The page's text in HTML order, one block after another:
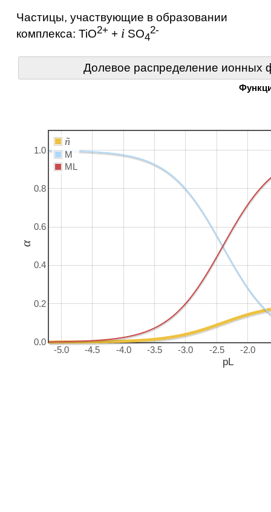
Частицы, участвующие в образовании
комплекса: TiO2++ iSO4
2-
Долевое распределение ионных
-5.0 -4.5 -4.0 -3.5 -3.0 -2.5 -2.0
0.0
0.2
0.4
0.6
0.8
1.0
ñ
M
ML
pL
α